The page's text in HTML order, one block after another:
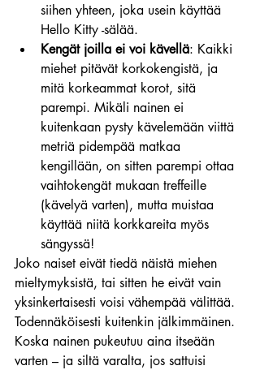
siihen yhteen, joka usein käyttää
Hello Kitty -sälää.
Kengät joilla ei voi kävellä: Kaikki
miehet pitävät korkokengistä, ja
mitä korkeammat korot, sitä
parempi. Mikäli nainen ei
kuitenkaan pysty kävelemään viittä
metriä pidempää matkaa
kengillään, on sitten parempi ottaa
vaihtokengät mukaan treffeille
(kävelyä varten), mutta muistaa
käyttää niitä korkkareita myös
sängyssä!
Joko naiset eivät tiedä näistä miehen
mieltymyksistä, tai sitten he eivät vain
yksinkertaisesti voisi vähempää välittää.
Todennäköisesti kuitenkin jälkimmäinen.
Koska nainen pukeutuu aina itseään
varten – ja siltä varalta, jos sattuisi